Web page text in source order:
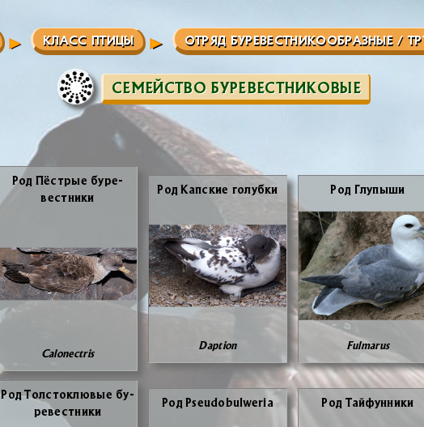
КЛАСС ПТИЦЫ ОТРЯД БУРЕВЕСТНИКООБРАЗНЫЕ /
СЕМЕЙСТВО БУРЕВЕСТНИКОВЫЕ
Род Пёст­рые бу­ре­
вест­ни­ки
Calonectris
Род Кап­ские го­луб­ки
Daption
Род Глу­пы­ши
Fulmarus
Род Тол­сто­клю­вые бу­
ре­вест­ни­ки
Род Pseudobulweria Род Тай­фун­ни­ки